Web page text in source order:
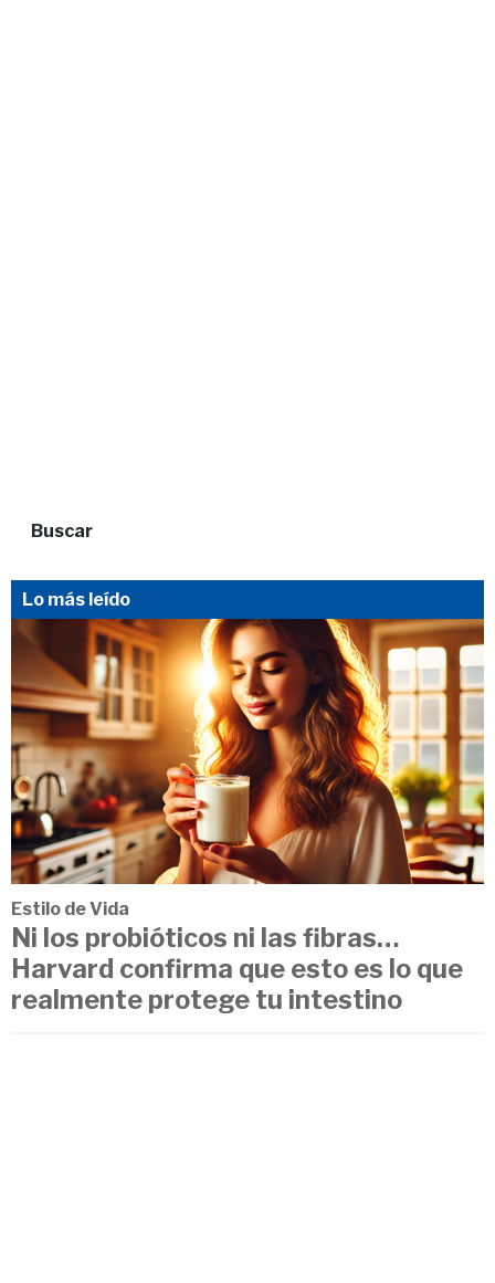
Buscar
Lo más leído
Estilo de Vida
Ni los probióticos ni las fibras…
Harvard confirma que esto es lo que
realmente protege tu intestino